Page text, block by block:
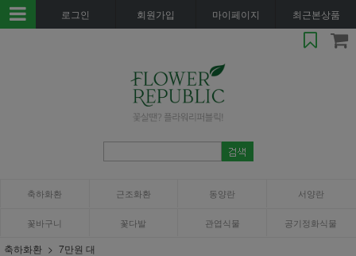
로그인 회원가입 마이페이지 최근본상품
축하화환 근조화환 동양란 서양란
꽃바구니 꽃다발 관엽식물 공기정화식물
축하화환 7만원 대